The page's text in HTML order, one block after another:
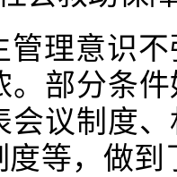
管理意识
。部分条
会议制度
等，做